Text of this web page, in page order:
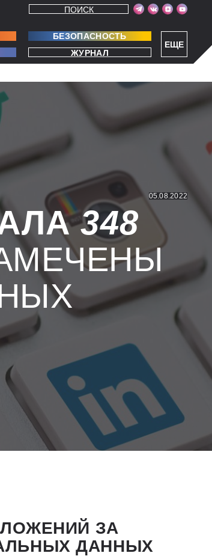
ЕЩЕ
ПОИСК
БЕЗОПАСНОСТЬ
ЖУРНАЛ
05.08.2022
348
ЗА
ДАННЫХ